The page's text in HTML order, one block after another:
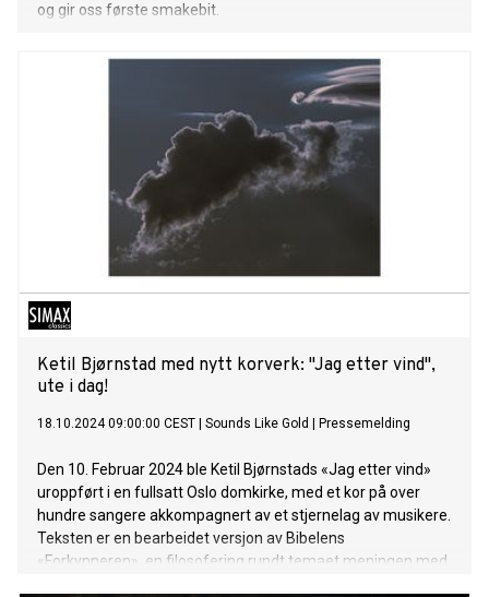
og gir oss første smakebit.
Ketil Bjørnstad med nytt korverk: "Jag etter vind",
ute i dag!
18.10.2024 09:00:00 CEST Sounds Like Gold Pressemelding
Den 10. Februar 2024 ble Ketil Bjørnstads «Jag etter vind»
uroppført i en fullsatt Oslo domkirke, med et kor på over
hundre sangere akkompagnert av et stjernelag av musikere.
Teksten er en bearbeidet versjon av Bibelens
«Forkynneren», en filosofering rundt temaet meningen med